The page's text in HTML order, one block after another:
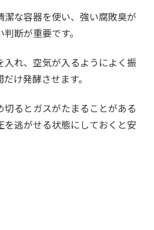
な容器を使い、強い腐敗臭が
断が重要です。
れ、空気が入るようによく振
け発酵させます。
るとガスがたまることがある
を逃がせる状態にしておくと安